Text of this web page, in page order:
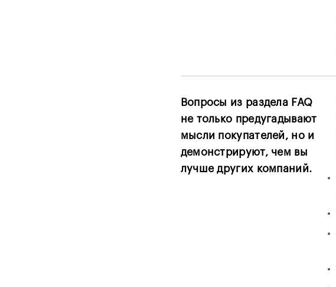
Вопросы из раздела FAQ
не только предугадывают
мысли покупателей, но и
демонстрируют, чем вы
лучше других компаний.